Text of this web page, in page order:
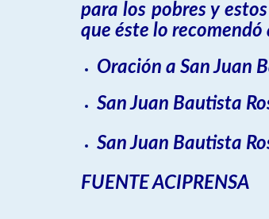
para los pobres y
que éste lo
Oración a San Juan
San Juan Bautista
San Juan Bautista
FUENTE ACIPRENSA